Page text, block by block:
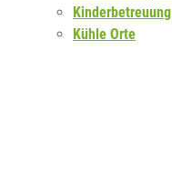
Kinderbetreuung
Kühle Orte